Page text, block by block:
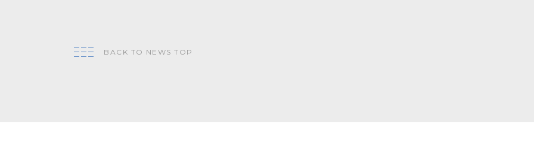
BACK TO NEWS TOP